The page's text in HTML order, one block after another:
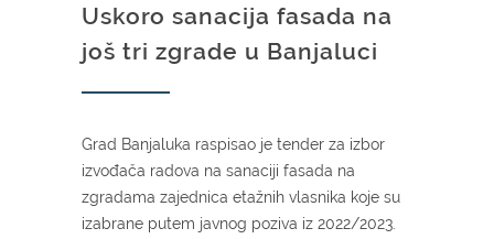
Uskoro sanacija fasada na
još tri zgrade u Banjaluci
Grad Banjaluka raspisao je tender za izbor
izvođača radova na sanaciji fasada na
zgradama zajednica etažnih vlasnika koje su
izabrane putem javnog poziva iz 2022/2023.